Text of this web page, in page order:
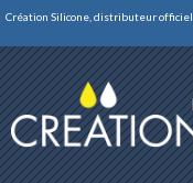
Création Silicone, distributeur officiel